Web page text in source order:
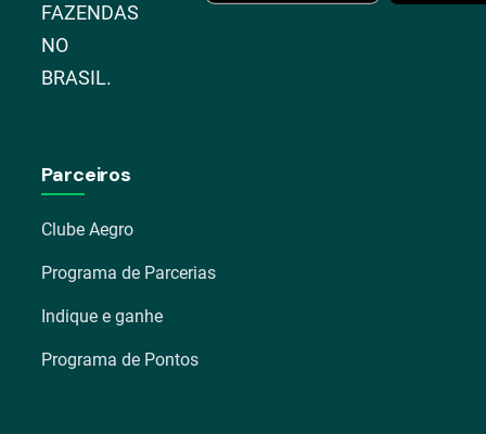
FAZENDAS
NO
BRASIL.
Parceiros
Clube Aegro
Programa de Parcerias
Indique e ganhe
Programa de Pontos